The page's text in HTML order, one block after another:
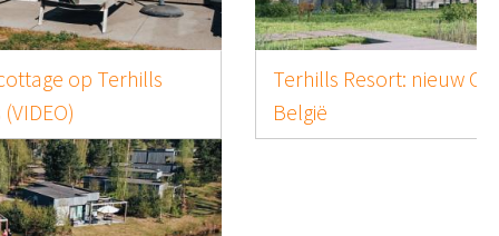
Terhills Resort: nieuw Center Parcs park in
België